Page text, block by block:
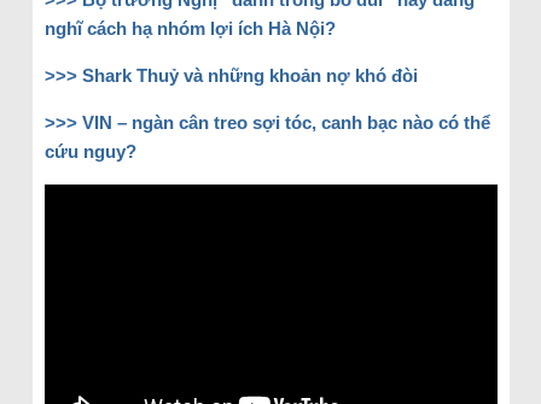
nghĩ cách hạ nhóm lợi ích Hà Nội?
>>> Shark Thuỷ và những khoản nợ khó đòi
>>> VIN – ngàn cân treo sợi tóc, canh bạc nào có thể
cứu nguy?